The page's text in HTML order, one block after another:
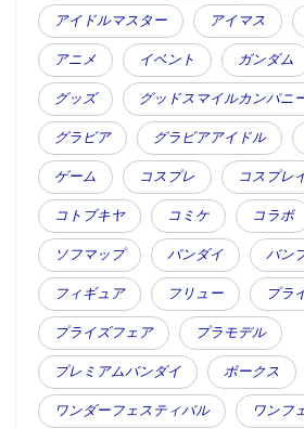
アイドルマスター アイマス
アニメ イベント ガンダム
グッズ グッドスマイルカンパニ
グラビア グラビアアイドル
ゲーム コスプレ コスプレ
コトブキヤ コミケ コラボ
ソフマップ バンダイ バン
フィギュア フリュー プラ
プライズフェア プラモデル
プレミアムバンダイ ボークス
ワンダーフェスティバル ワンフ